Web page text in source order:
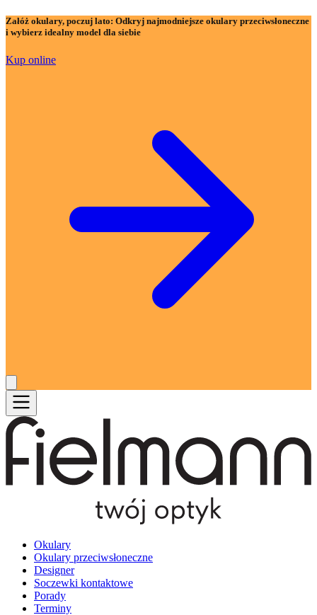
Załóż okulary, poczuj lato: Odkryj najmodniejsze okulary przeciwsłoneczne
i wybierz idealny model dla siebie
Kup online
Okulary
Okulary przeciwsłoneczne
Designer
Soczewki kontaktowe
Porady
Terminy